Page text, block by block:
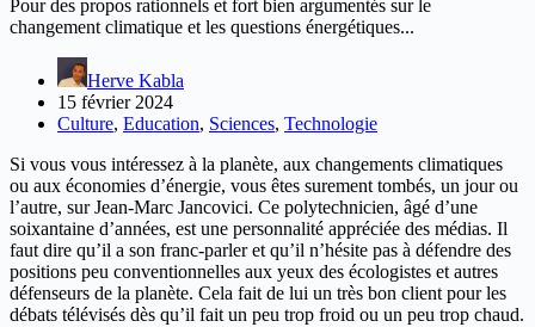
Pour des propos rationnels et fort bien argumentés sur le
changement climatique et les questions énergétiques...
Herve Kabla
15 février 2024
Culture, Education, Sciences, Technologie
Si vous vous intéressez à la planète, aux changements climatiques
ou aux économies d’énergie, vous êtes surement tombés, un jour ou
l’autre, sur Jean-Marc Jancovici. Ce polytechnicien, âgé d’une
soixantaine d’années, est une personnalité appréciée des médias. Il
faut dire qu’il a son franc-parler et qu’il n’hésite pas à défendre des
positions peu conventionnelles aux yeux des écologistes et autres
défenseurs de la planète. Cela fait de lui un très bon client pour les
débats télévisés dès qu’il fait un peu trop froid ou un peu trop chaud.